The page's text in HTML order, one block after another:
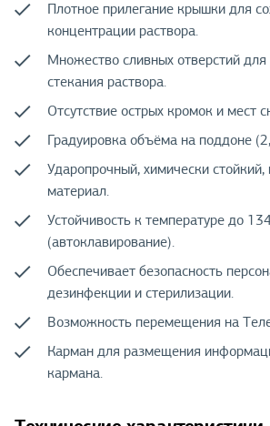
Плотное прилегание крышки для
концентрации раствора.
Множество сливных отверстий для
стекания раствора.
Отсутствие острых кромок и мест
Градуировка объёма на поддоне
Ударопрочный, химически стойкий,
материал.
Устойчивость к температуре до
(автоклавирование).
Обеспечивает безопасность
дезинфекции и стерилизации.
Возможность перемещения на
Карман для размещения
кармана.